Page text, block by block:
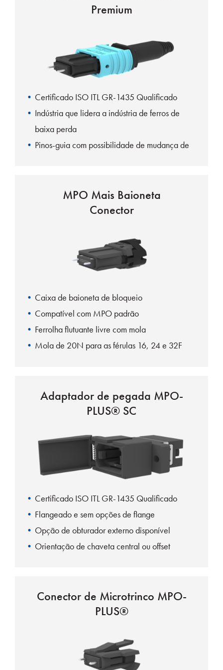
16/32 chave offset de fibra
Premium
Certificado ISO ITL GR-1435 Qualificado
Indústria que lidera a indústria de ferros de
baixa perda
Pinos-guia com possibilidade de mudança de
MPO Mais Baioneta
Conector
Caixa de baioneta de bloqueio
Compatível com MPO padrão
Ferrolha flutuante livre com mola
Mola de 20N para as férulas 16, 24 e 32F
Adaptador de pegada MPO-
PLUS® SC
Certificado ISO ITL GR-1435 Qualificado
Flangeado e sem opções de flange
Opção de obturador externo disponível
Orientação de chaveta central ou offset
Conector de Microtrinco MPO-
PLUS®